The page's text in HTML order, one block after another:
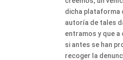
dicha plataforma
autoría de tales
entramos y que
si antes se han
recoger la